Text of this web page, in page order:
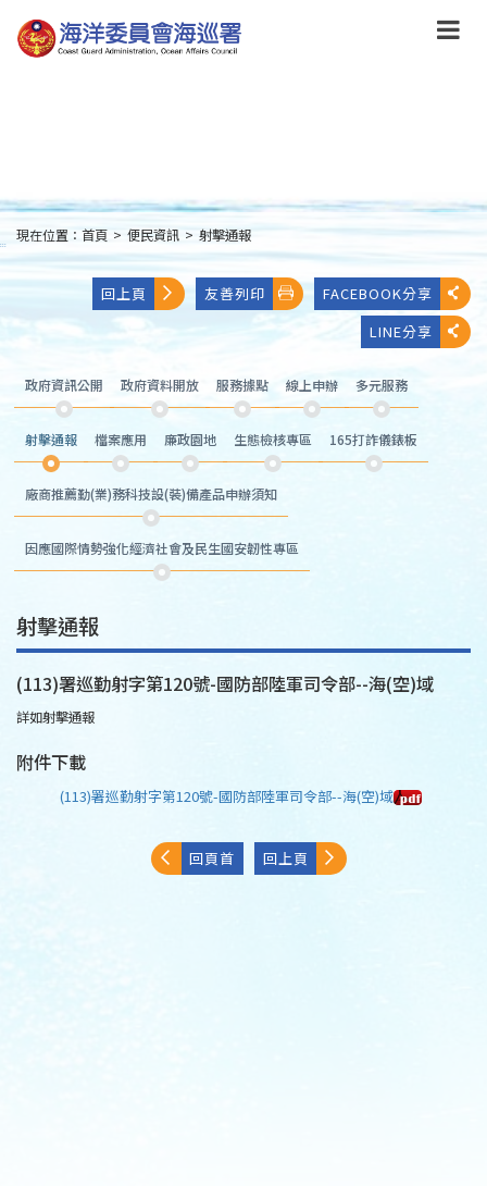
到
主
:::
現在位置： 首頁 > 便民資訊 > 射擊通報
回上頁 友善列印
FACEBOOK分享
LINE分享
政府資訊公開 政府資料開放 服務據點 線上申辦 多元服務
射擊通報 檔案應用 廉政園地 生態檢核專區 165打詐儀錶板
廠商推薦勤(業)務科技設(裝)備產品申辦須知
因應國際情勢強化經濟社會及民生國安韌性專區
射擊通報
(113)署巡勤射字第120號-國防部陸軍司令部--海(空)域
詳如射擊通報
附件下載
(113)署巡勤射字第120號-國防部陸軍司令部--海(空)域
回頁首 回上頁